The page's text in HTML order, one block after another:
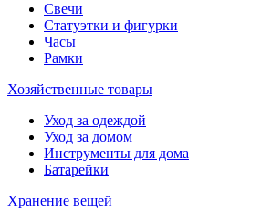
Свечи
Статуэтки и фигурки
Часы
Рамки
Хозяйственные товары
Уход за одеждой
Уход за домом
Инструменты для дома
Батарейки
Хранение вещей